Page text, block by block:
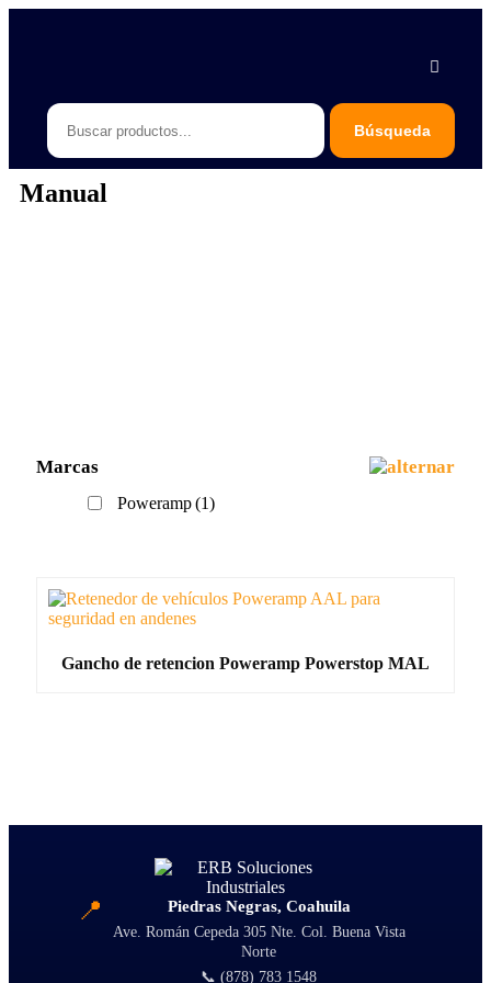
Manual
Marcas
Poweramp(1)
Gancho de retencion Poweramp Powerstop MAL
📍 Piedras Negras, Coahuila
Ave. Román Cepeda 305 Nte. Col. Buena Vista
Norte
📞 (878) 783 1548